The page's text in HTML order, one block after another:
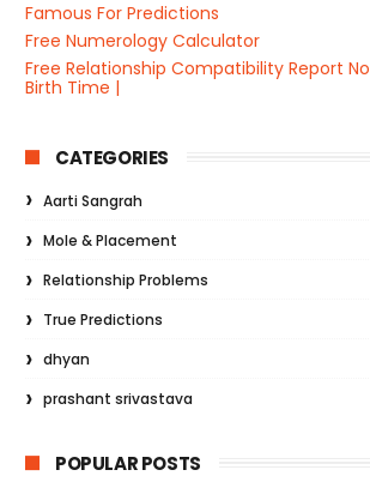
Famous For Predictions
Free Numerology Calculator
Free Relationship Compatibility Report No
Birth Time |
CATEGORIES
Aarti Sangrah
Mole & Placement
Relationship Problems
True Predictions
dhyan
prashant srivastava
POPULAR POSTS